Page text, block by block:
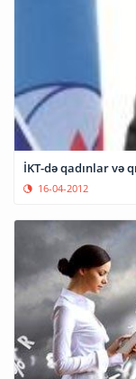
İKT-də qadınlar və
16-04-2012